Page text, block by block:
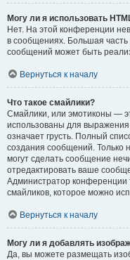
Могу ли я использовать
Нет. На этой конференции
в сообщениях. Большая
сообщений может быть
Вернуться к началу
Что такое смайлики?
Смайлики, или эмотиконы —
использованы для выражения
означает грусть. Полный
создания сообщений. Только
могут сделать сообщение
отредактировать ваше
Администратор конференции
смайликов, которое можно
Вернуться к началу
Могу ли я добавлять
Да, вы можете размещать